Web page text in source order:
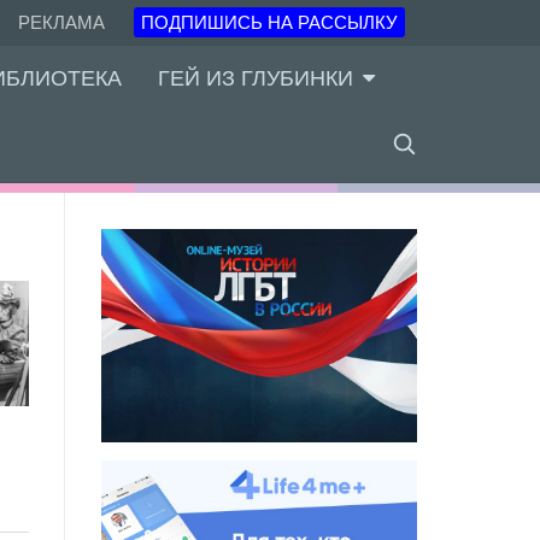
РЕКЛАМА ПОДПИШИСЬ НА РАССЫЛКУ
ГЕЙ ИЗ ГЛУБИНКИ